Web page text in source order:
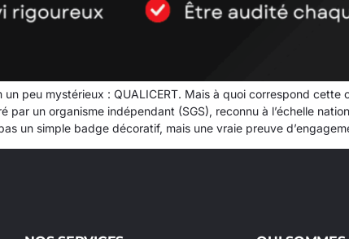
peu mystérieux : QUALICERT. Mais à quoi correspond cette
par un organisme indépendant (SGS), reconnu à l’échelle
un simple badge décoratif, mais une vraie preuve